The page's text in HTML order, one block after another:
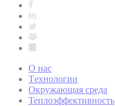
O нас
Tехнологии
Окружающая среда
Теплоэффективность